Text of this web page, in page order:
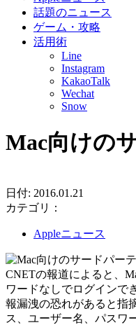
話題のニュース
ゲーム・攻略
活用術
Line
Instagram
KakaoTalk
Wechat
Snow
Mac向けの
日付: 2016.01.21
カテゴリ：
Appleニュース
CNETの報道によると、
ワードなしでログインで
報漏洩の恐れがあると指
ス、ユーザー名、パスワ